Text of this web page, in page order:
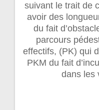
suivant le trait de
avoir des
du fait
parcours
effectifs, (PK) qui
PKM du fait
dans les